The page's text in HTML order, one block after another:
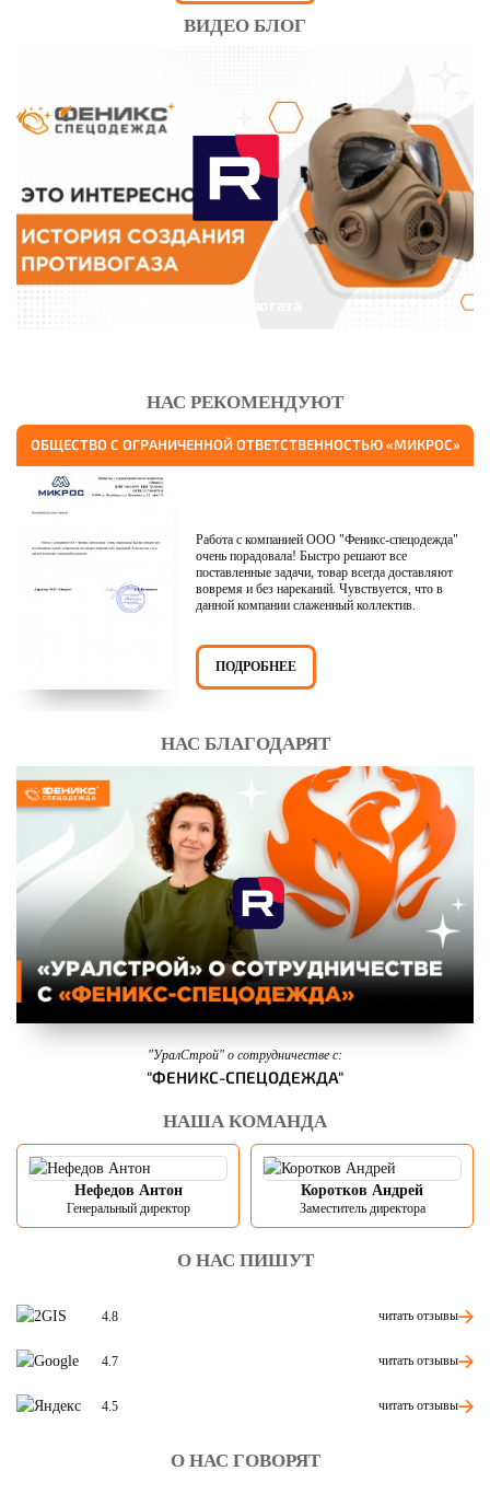
ВИДЕО БЛОГ
НАС РЕКОМЕНДУЮТ
ОБЩЕСТВО С ОГРАНИЧЕННОЙ ОТВЕТСТВЕННОСТЬЮ «МИКРОС»
Работа с компанией ООО "Феникс-спецодежда"
очень порадовала! Быстро решают все
поставленные задачи, товар всегда доставляют
вовремя и без нареканий. Чувствуется, что в
данной компании слаженный коллектив.
ПОДРОБНЕЕ
НАС БЛАГОДАРЯТ
"УралСтрой" о сотрудничестве с:
"ФЕНИКС-СПЕЦОДЕЖДА"
НАША КОМАНДА
Нефедов Антон
Генеральный директор
Коротков Андрей
Заместитель директора
О НАС ПИШУТ
4.8 читать отзывы
4.7 читать отзывы
4.5 читать отзывы
О НАС ГОВОРЯТ